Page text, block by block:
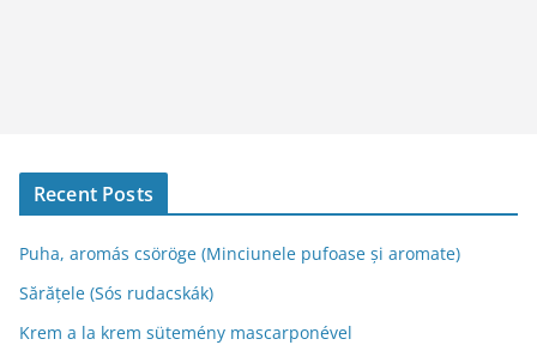
Recent Posts
Puha, aromás csöröge (Minciunele pufoase și aromate)
Sărățele (Sós rudacskák)
Krem a la krem sütemény mascarponével